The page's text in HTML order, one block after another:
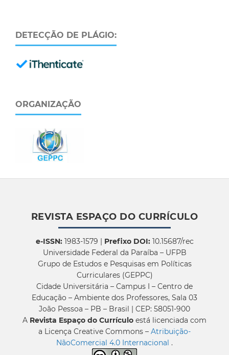
DETECÇÃO DE PLÁGIO:
ORGANIZAÇÃO
REVISTA ESPAÇO DO CURRÍCULO
e-ISSN:1983-1579 | Prefixo DOI:10.15687/rec
Universidade Federal da Paraíba – UFPB
Grupo de Estudos e Pesquisas em Políticas
Curriculares (GEPPC)
Cidade Universitária – Campus I – Centro de
Educação – Ambiente dos Professores, Sala 03
João Pessoa – PB – Brasil | CEP: 58051-900
A Revista Espaço do Currículo está licenciada com
a Licença Creative Commons – Atribuição-
NãoComercial 4.0 Internacional .